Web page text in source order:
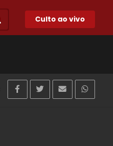
Culto ao vivo